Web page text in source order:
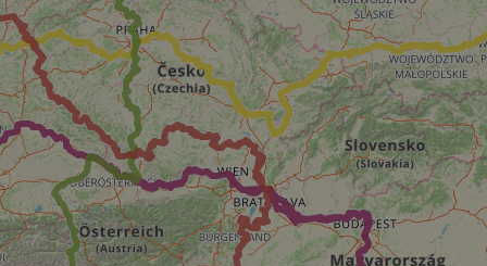
response
traffic is
bots. It is part of
and bots.
make valid
humans and bots.
make valid
use cases after
stickiness
features